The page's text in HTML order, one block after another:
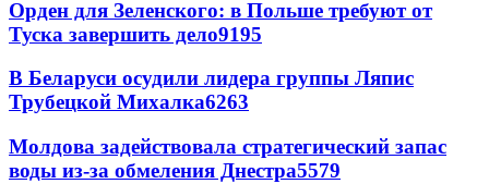
Орден для Зеленского: в Польше требуют от
Туска завершить дело9195
В Беларуси осудили лидера группы Ляпис
Трубецкой Михалка6263
Молдова задействовала стратегический запас
воды из-за обмеления Днестра5579